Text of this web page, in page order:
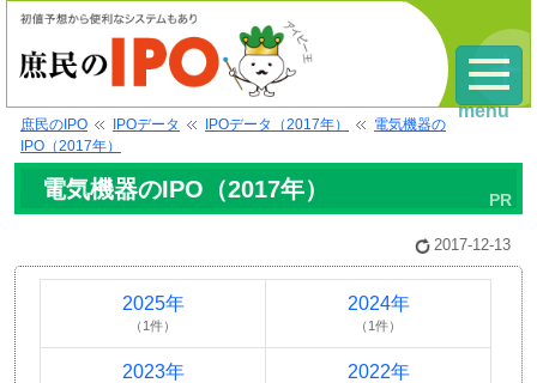
庶民のIPO IPOデータ IPOデータ（2017年）
電気機器の
IPO（2017年）
電気機器のIPO（2017年）
2017-12-13
2025年
（1件）
2024年
（1件）
2023年 2022年
menu